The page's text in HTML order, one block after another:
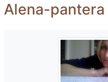
Alena-pantera